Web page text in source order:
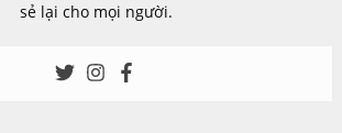
sẻ lại cho mọi người.